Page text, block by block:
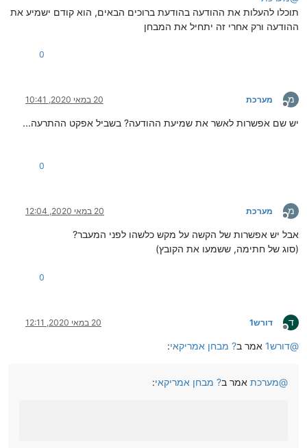
תוכלו להעלות את ההודעה בהודעת ברוכים הבאים, הוא קודם ישמיע את
ההודעה ורק אחרי זה יתחיל את המבחן
0
מ
מנותק
מערכת 20 במאי 2020, 10:41
יש שם אפשרות לאשר את שמיעת ההודעה? בשביל אפקט ההתרעה...
0
מ
מנותק
מערכת 20 במאי 2020, 12:04
אבל יש אפשרות של הקשה על מקש כלשהו לפני המעבר?
(סוג של חתימה, ששמעו את הקובץ)
0
ד
מנותק
דורש1 20 במאי 2020, 12:11
@דורש1 אמר ב? מבחן אמריקאי:
@מערכת אמר ב? מבחן אמריקאי: